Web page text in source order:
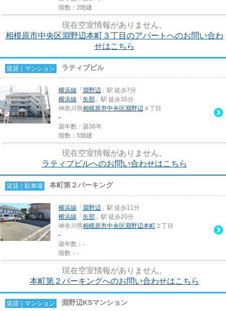
階数：2階建
現在空室情報がありません。
相模原市中央区淵野辺本町３丁目のアパートへのお問い合わ
せはこちら
賃貸｜マンション ラティブビル
横浜線 「 淵野辺 」駅 徒歩7分
横浜線 「 矢部 」駅 徒歩35分
神奈川県相模原市中央区淵野辺 ４丁目
-
築年数：築36年
階数：5階建
現在空室情報がありません。
ラティブビルへのお問い合わせはこちら
賃貸｜駐車場 本町第２パーキング
横浜線 「 淵野辺 」駅 徒歩11分
横浜線 「 矢部 」駅 徒歩20分
神奈川県相模原市中央区淵野辺本町 ２丁目
-
築年数：-
階数：-
現在空室情報がありません。
本町第２パーキングへのお問い合わせはこちら
賃貸｜マンション 淵野辺KSマンション